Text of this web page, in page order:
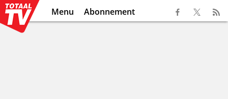
Menu Abonnement